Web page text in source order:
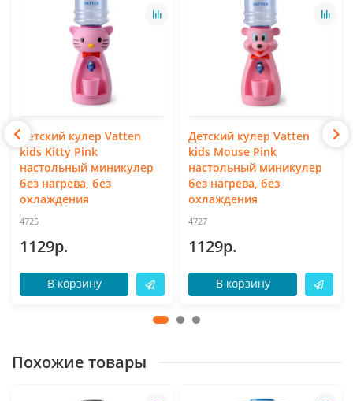
Детский кулер Vatten
kids Kitty Pink
настольный миникулер
без нагрева, без
охлаждения
4725
1129р.
В корзину
Детский кулер Vatten
kids Mouse Pink
настольный миникулер
без нагрева, без
охлаждения
4727
1129р.
В корзину
Похожие товары